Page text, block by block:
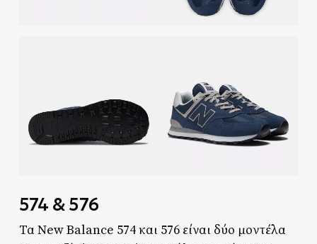
574 & 576
Τα New Balance 574 και 576 είναι δύο μοντέλα